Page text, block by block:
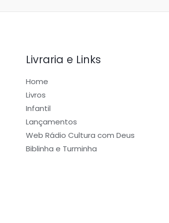
Livraria e Links
Home
Livros
Infantil
Lançamentos
Web Rádio Cultura com Deus
Biblinha e Turminha